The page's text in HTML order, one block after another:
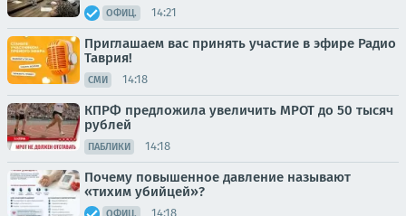
ОФИЦ. 14:21
Приглашаем вас принять участие в эфире Радио
Таврия!
СМИ 14:18
КПРФ предложила увеличить МРОТ до 50 тысяч
рублей
ПАБЛИКИ 14:18
Почему повышенное давление называют
«тихим убийцей»?
ОФИЦ. 14:18